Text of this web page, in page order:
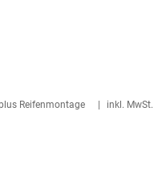
Reifenmontage inkl. MwSt.